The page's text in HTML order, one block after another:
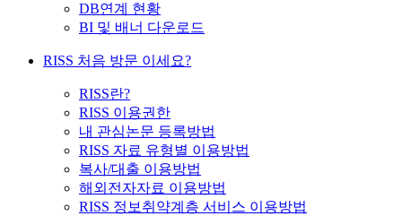
DB연계 현황
BI 및 배너 다운로드
RISS 처음 방문 이세요?
RISS란?
RISS 이용권한
내 관심논문 등록방법
RISS 자료 유형별 이용방법
복사/대출 이용방법
해외전자자료 이용방법
RISS 정보취약계층 서비스 이용방법